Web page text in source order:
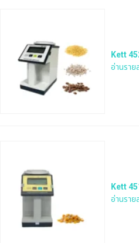
Kett
อ่านราย
Kett
อ่านราย